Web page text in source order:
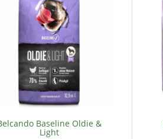
Baseline Oldie &
Light